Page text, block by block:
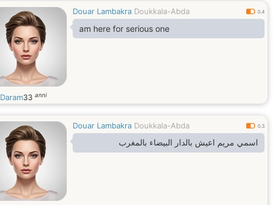
Douar Lambakra Doukkala-Abda 0.4
am here for serious one
Daram33 anni
Douar Lambakra Doukkala-Abda 0.3
اسمي مريم اعيش بالدار البيضاء بالمغرب